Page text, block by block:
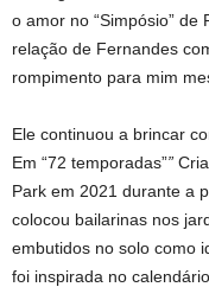
o amor no “Simpósio”
relação de Fernandes
rompimento para mim
Ele continuou a brincar
Em “72 temporadas””
Park em 2021 durante a
colocou bailarinas nos
embutidos no solo como
foi inspirada no